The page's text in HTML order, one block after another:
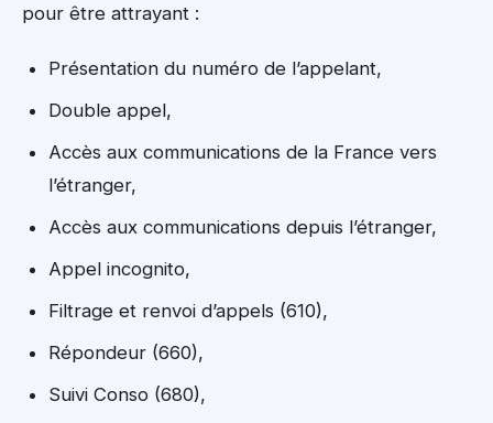
pour être attrayant :
Présentation du numéro de l’appelant,
Double appel,
Accès aux communications de la France vers
l’étranger,
Accès aux communications depuis l’étranger,
Appel incognito,
Filtrage et renvoi d’appels (610),
Répondeur (660),
Suivi Conso (680),